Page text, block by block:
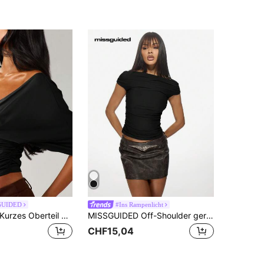
MISSGUIDED Kurzes Oberteil mit tiefem V-Ausschnitt, Twist-Detail vorne, geraffter Taille und Off-Shoulder Ärmeln
#Ins Rampenlicht
MISSGUIDED Off-Shoulder gerafftes T-Shirt Crop Top, figurbetonend für Party, Club, Ausgehen, Casual, Kurzarm, dehnbar, schlank geschnitten, minimalistisch, basic, essentiell für Sommer und Frühling
CHF15,04